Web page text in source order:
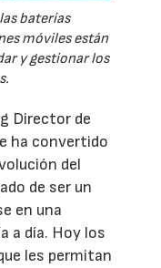
baterías
móviles están
y gestionar los
Director de
ha convertido
del
de ser un
en una
a día. Hoy los
les permitan